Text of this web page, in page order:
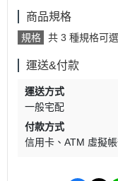
商品規格
規格 共 3 種規格可選
運送&付款
運送方式
一般宅配
付款方式
信用卡
ATM 虛擬